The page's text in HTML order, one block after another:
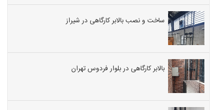
ساخت و نصب بالابر کارگاهی در شیراز
بالابر کارگاهی در بلوار فردوس تهران